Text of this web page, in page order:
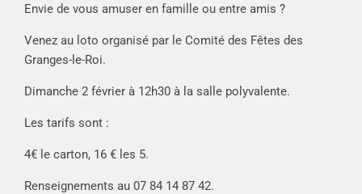
Envie de vous amuser en famille ou entre amis ?
Venez au loto organisé par le Comité des Fêtes des
Granges-le-Roi.
Dimanche 2 février à 12h30 à la salle polyvalente.
Les tarifs sont :
4€ le carton, 16 € les 5.
Renseignements au 07 84 14 87 42.